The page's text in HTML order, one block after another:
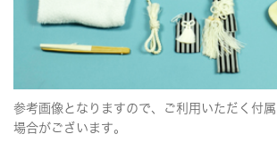
参考画像となりますので、ご利用いただく付
場合がございます。